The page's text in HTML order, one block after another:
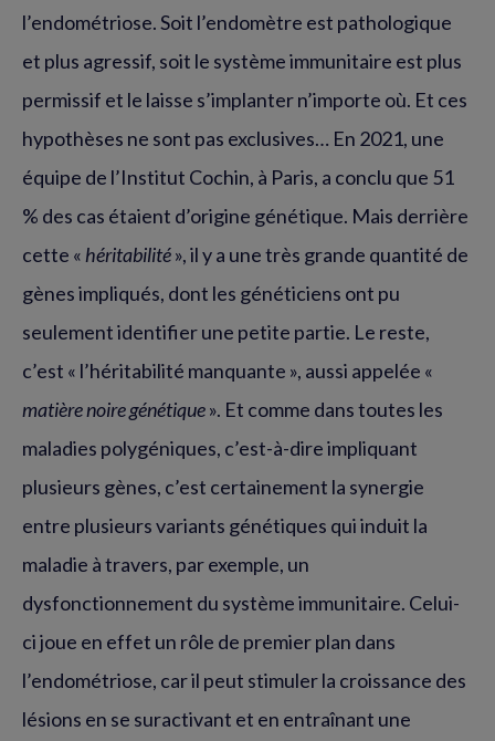
l’endométriose. Soit l’endomètre est pathologique
et plus agressif, soit le système immunitaire est plus
permissif et le laisse s’implanter n’importe où. Et ces
hypothèses ne sont pas exclusives… En 2021, une
équipe de l’Institut Cochin, à Paris, a conclu que 51
% des cas étaient d’origine génétique. Mais derrière
cette « héritabilité», il y a une très grande quantité de
gènes impliqués, dont les généticiens ont pu
seulement identifier une petite partie. Le reste,
c’est « l’héritabilité manquante », aussi appelée «
matière noire génétique». Et comme dans toutes les
maladies polygéniques, c’est-à-dire impliquant
plusieurs gènes, c’est certainement la synergie
entre plusieurs variants génétiques qui induit la
maladie à travers, par exemple, un
dysfonctionnement du système immunitaire. Celui-
ci joue en effet un rôle de premier plan dans
l’endométriose, car il peut stimuler la croissance des
lésions en se suractivant et en entraînant une